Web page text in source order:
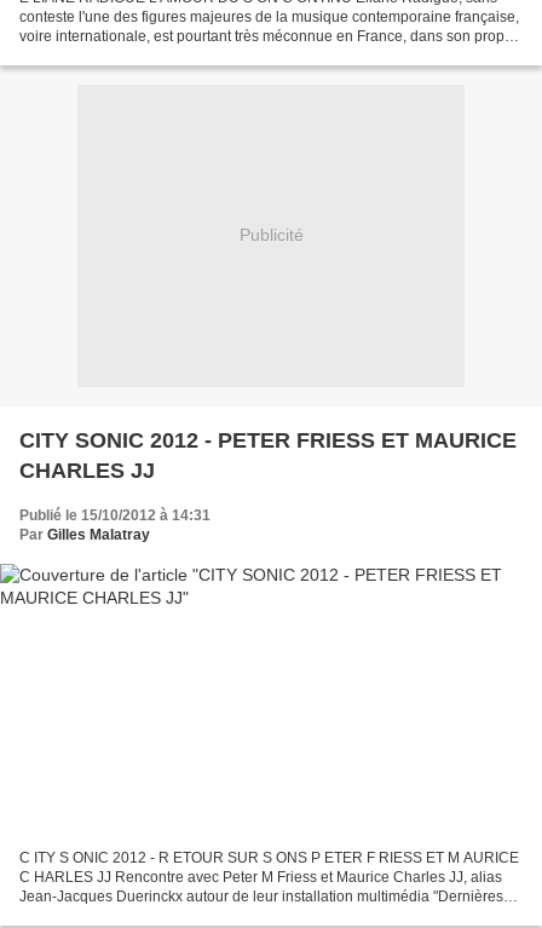
conteste l'une des figures majeures de la musique contemporaine française,
voire internationale, est pourtant très méconnue en France, dans son propre
Publicité
CITY SONIC 2012 - PETER FRIESS ET MAURICE
CHARLES JJ
Publié le 15/10/2012 à 14:31
Par Gilles Malatray
C ITY S ONIC 2012 - R ETOUR SUR S ONS P ETER F RIESS ET M AURICE
C HARLES JJ Rencontre avec Peter M Friess et Maurice Charles JJ, alias
Jean-Jacques Duerinckx autour de leur installation multimédia "Dernières